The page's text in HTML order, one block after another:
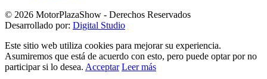
© 2026 MotorPlazaShow - Derechos Reservados
Desarrollado por: Digital Studio
Este sitio web utiliza cookies para mejorar su experiencia.
Asumiremos que está de acuerdo con esto, pero puede optar por no
participar si lo desea. Acceptar Leer más